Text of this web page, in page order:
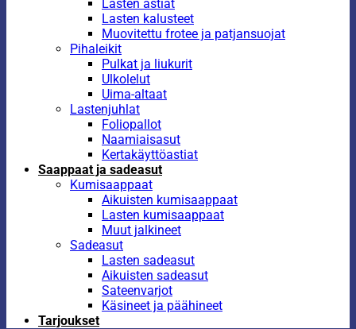
Lasten astiat
Lasten kalusteet
Muovitettu frotee ja patjansuojat
Pihaleikit
Pulkat ja liukurit
Ulkolelut
Uima-altaat
Lastenjuhlat
Foliopallot
Naamiaisasut
Kertakäyttöastiat
Saappaat ja sadeasut
Kumisaappaat
Aikuisten kumisaappaat
Lasten kumisaappaat
Muut jalkineet
Sadeasut
Lasten sadeasut
Aikuisten sadeasut
Sateenvarjot
Käsineet ja päähineet
Tarjoukset